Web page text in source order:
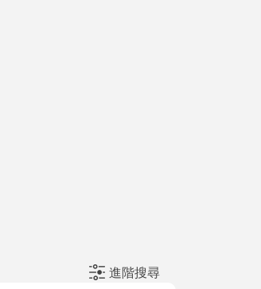
進階搜尋